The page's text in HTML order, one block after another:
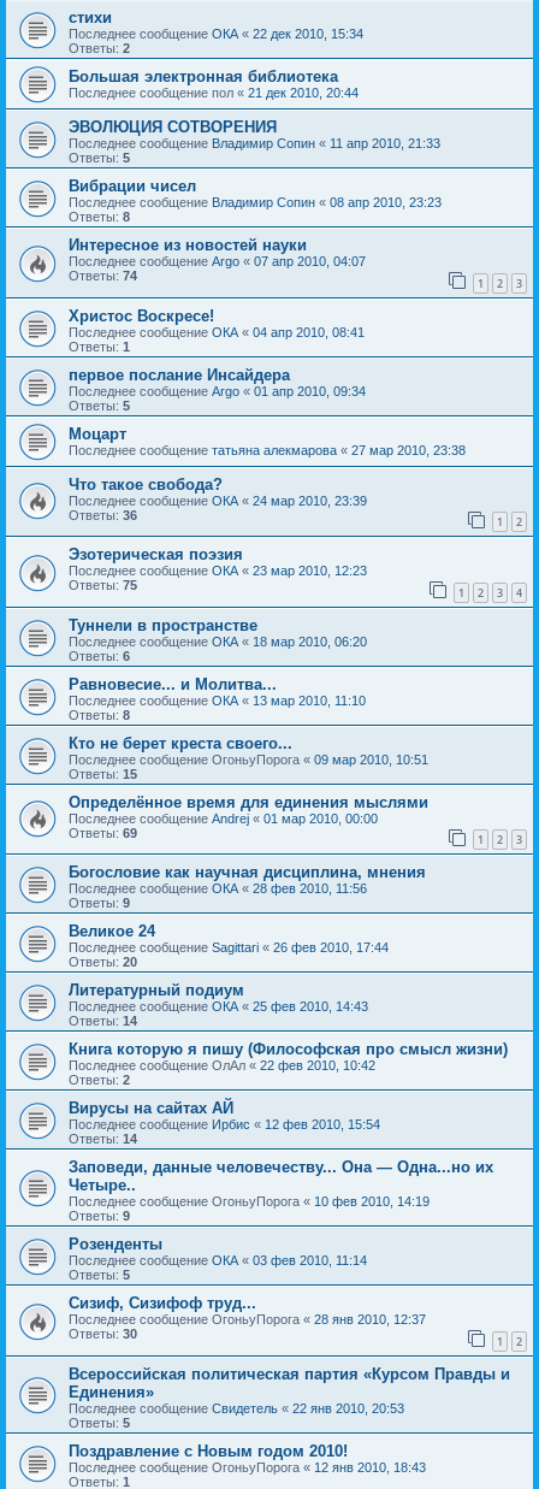
стихи
Последнее сообщение ОКА « 22 дек 2010, 15:34
Ответы: 2
Большая электронная библиотека
Последнее сообщение пол « 21 дек 2010, 20:44
ЭВОЛЮЦИЯ СОТВОРЕНИЯ
Последнее сообщение Владимир Сопин « 11 апр 2010, 21:33
Ответы: 5
Вибрации чисел
Последнее сообщение Владимир Сопин « 08 апр 2010, 23:23
Ответы: 8
Интересное из новостей науки
Последнее сообщение Argo « 07 апр 2010, 04:07
Ответы: 74 1 2 3
Христос Воскресе!
Последнее сообщение ОКА « 04 апр 2010, 08:41
Ответы: 1
первое послание Инсайдера
Последнее сообщение Argo « 01 апр 2010, 09:34
Ответы: 5
Моцарт
Последнее сообщение татьяна алекмарова « 27 мар 2010, 23:38
Что такое свобода?
Последнее сообщение ОКА « 24 мар 2010, 23:39
Ответы: 36 1 2
Эзотерическая поэзия
Последнее сообщение ОКА « 23 мар 2010, 12:23
Ответы: 75 1 2 3 4
Туннели в пространстве
Последнее сообщение ОКА « 18 мар 2010, 06:20
Ответы: 6
Равновесие... и Молитва...
Последнее сообщение ОКА « 13 мар 2010, 11:10
Ответы: 8
Кто не берет креста своего...
Последнее сообщение ОгоньуПорога « 09 мар 2010, 10:51
Ответы: 15
Определённое время для единения мыслями
Последнее сообщение Andrej « 01 мар 2010, 00:00
Ответы: 69 1 2 3
Богословие как научная дисциплина, мнения
Последнее сообщение ОКА« 28 фев 2010, 11:56
Ответы: 9
Великое 24
Последнее сообщение Sagittari « 26 фев 2010, 17:44
Ответы: 20
Литературный подиум
Последнее сообщение ОКА« 25 фев 2010, 14:43
Ответы: 14
Книга которую я пишу (Философская про смысл жизни)
Последнее сообщение ОлАл « 22 фев 2010, 10:42
Ответы: 2
Вирусы на сайтах АЙ
Последнее сообщение Ирбис « 12 фев 2010, 15:54
Ответы: 14
Заповеди, данные человечеству... Она — Одна...но их
Четыре..
Последнее сообщение ОгоньуПорога « 10 фев 2010, 14:19
Ответы: 9
Розенденты
Последнее сообщение ОКА« 03 фев 2010, 11:14
Ответы: 5
Сизиф, Сизифоф труд...
Последнее сообщение ОгоньуПорога « 28 янв 2010, 12:37
Ответы: 30 1 2
Всероссийская политическая партия «Курсом Правды и
Единения»
Последнее сообщение Свидетель « 22 янв 2010, 20:53
Ответы: 5
Поздравление с Новым годом 2010!
Последнее сообщение ОгоньуПорога « 12 янв 2010, 18:43
Ответы: 1